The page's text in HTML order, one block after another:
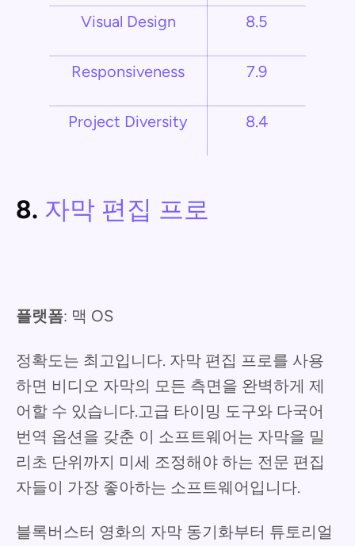
Visual Design 8.5
Responsiveness 7.9
Project Diversity 8.4
8. 자막 편집 프로
플랫폼: 맥 OS
정확도는 최고입니다. 자막 편집 프로를 사용
하면 비디오 자막의 모든 측면을 완벽하게 제
어할 수 있습니다.고급 타이밍 도구와 다국어
번역 옵션을 갖춘 이 소프트웨어는 자막을 밀
리초 단위까지 미세 조정해야 하는 전문 편집
자들이 가장 좋아하는 소프트웨어입니다.
블록버스터 영화의 자막 동기화부터 튜토리얼